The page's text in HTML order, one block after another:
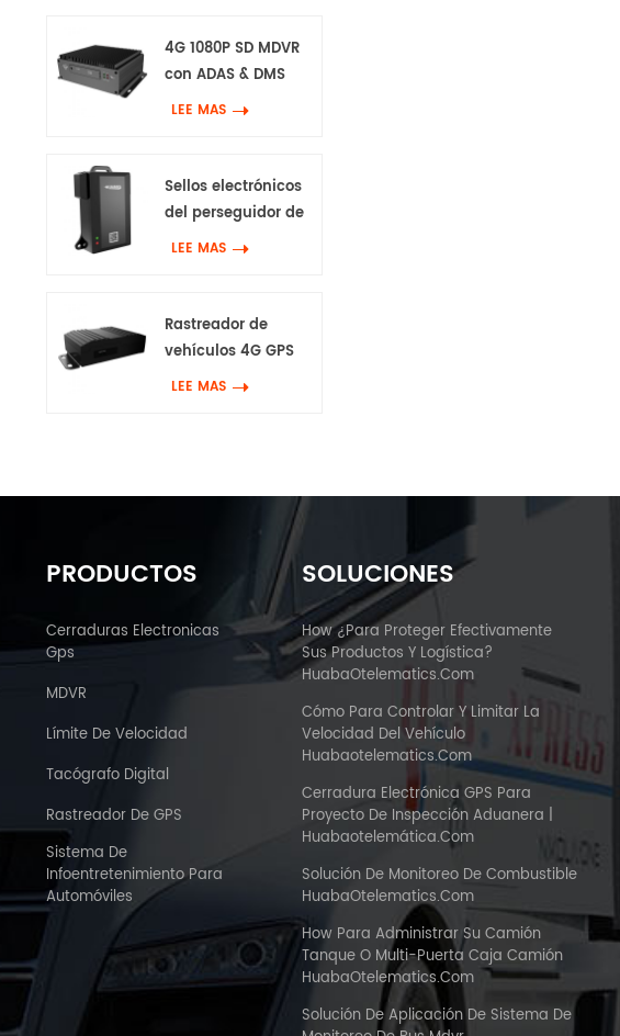
4G 1080P SD MDVR
con ADAS & DMS
LEE MAS
Sellos electrónicos
del perseguidor de
GPS 4G
LEE MAS
Rastreador de
vehículos 4G GPS
con Canbus & Wifi
LEE MAS
PRODUCTOS
Cerraduras Electronicas
Gps
MDVR
Límite De Velocidad
Tacógrafo Digital
Rastreador De GPS
Sistema De
Infoentretenimiento Para
Automóviles
SOLUCIONES
How ¿Para Proteger Efectivamente
Sus Productos Y Logística?
HuabaOtelematics.com
Cómo Para Controlar Y Limitar La
Velocidad Del Vehículo
Huabaotelematics.com
Cerradura Electrónica GPS Para
Proyecto De Inspección Aduanera |
Huabaotelemática.com
Solución De Monitoreo De Combustible
HuabaOtelematics.com
How Para Administrar Su Camión
Tanque O Multi-Puerta Caja Camión
HuabaOtelematics.com
Solución De Aplicación De Sistema De